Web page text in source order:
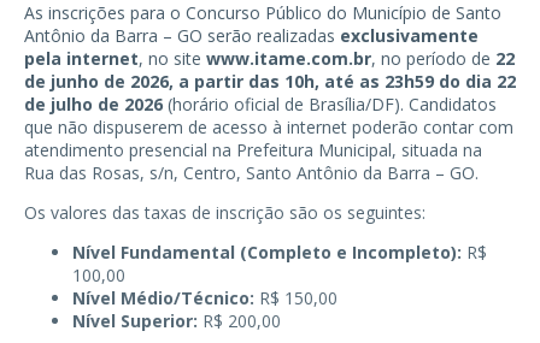
As inscrições para o Concurso Público do Município de Santo
Antônio da Barra – GO serão realizadas exclusivamente
pela internet, no site www.itame.com.br, no período de 22
de junho de 2026, a partir das 10h, até as 23h59 do dia 22
de julho de 2026 (horário oficial de Brasília/DF). Candidatos
que não dispuserem de acesso à internet poderão contar com
atendimento presencial na Prefeitura Municipal, situada na
Rua das Rosas, s/n, Centro, Santo Antônio da Barra – GO.
Os valores das taxas de inscrição são os seguintes:
Nível Fundamental (Completo e Incompleto): R$
100,00
Nível Médio/Técnico: R$ 150,00
Nível Superior: R$ 200,00